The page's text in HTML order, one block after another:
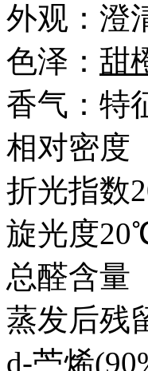
外观：澄
色泽： 甜
香气：特
相对密度
折光指数
旋光度
总醛含量
蒸发后残
d-苎烯